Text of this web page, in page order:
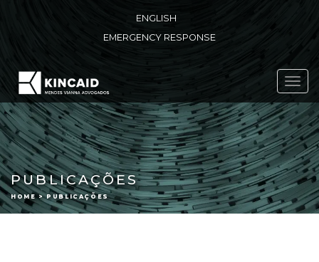
ENGLISH
EMERGENCY RESPONSE
PUBLICAÇÕES
HOME > PUBLICAÇÕES